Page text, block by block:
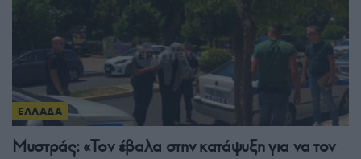
ΕΛΛΑΔΑ
Μυστράς: «Τον έβαλα στην κατάψυξη για να τον